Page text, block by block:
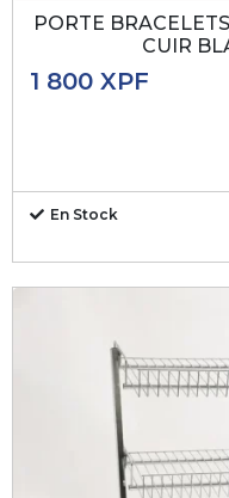
PORTE
CUIR
1 800XPF
En Stock